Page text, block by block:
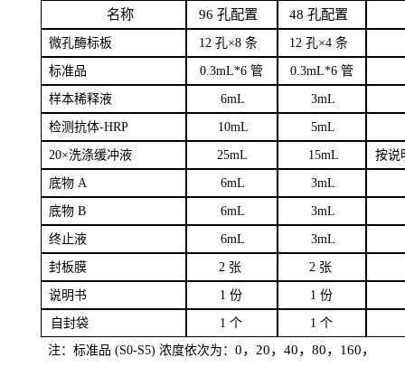
名称 96 孔配置 48 孔配置
微孔酶标板 12 孔×8 条 12 孔×4 条
标准品 0.3mL*6 管 0.3mL*6 管
样本稀释液 6mL 3mL
检测抗体-HRP 10mL 5mL
20×洗涤缓冲液 25mL 15mL 按说
底物A 6mL 3mL
底物B 6mL 3mL
终止液 6mL 3mL
封板膜 2 张 2 张
说明书 1 份 1 份
自封袋 1 个 1 个
注：标准品 (S0-S5) 浓度依次为： 0，20，40，80，160，